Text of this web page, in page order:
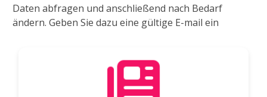
Daten abfragen und anschließend nach Bedarf
ändern. Geben Sie dazu eine gültige E-mail ein